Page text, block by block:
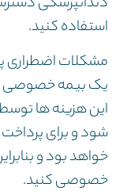
استفاده کنید.
مشکلات اضطراری
یک بیمه خصوصی
این هزینه ها
شود و برای پرداخت
خواهد بود و
خصوصی کنید.